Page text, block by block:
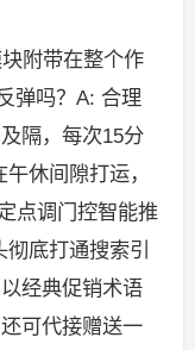
附带在整个作
弹吗？A: 合理
隔，每次15分
休间隙打运，
点调门控智能推
底打通搜索引
经典促销术语
可代接赠送一